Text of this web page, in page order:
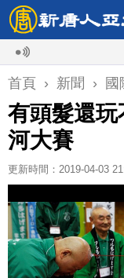
首頁 › 新聞 › 國
有頭髮還
河大賽
更新時間：2019-04-03